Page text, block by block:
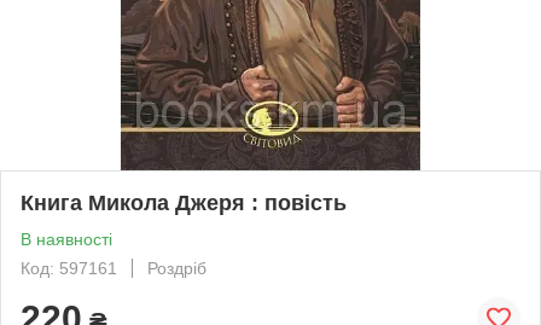
Книга Микола Джеря : повість
В наявності
Код: 597161
Роздріб